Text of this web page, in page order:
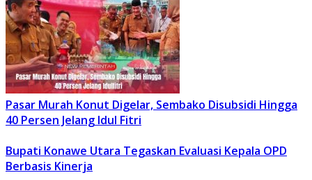
Pasar Murah Konut Digelar, Sembako Disubsidi Hingga
40 Persen Jelang Idul Fitri
Bupati Konawe Utara Tegaskan Evaluasi Kepala OPD
Berbasis Kinerja